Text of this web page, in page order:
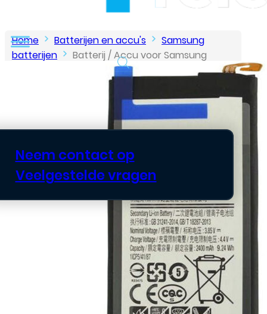
Neem contact op
Veelgestelde vragen
Home Batterijen en accu's
Samsung
batterijen
Batterij / Accu voor Samsung